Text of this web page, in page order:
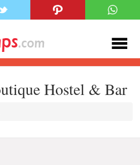
Hostel & Bar